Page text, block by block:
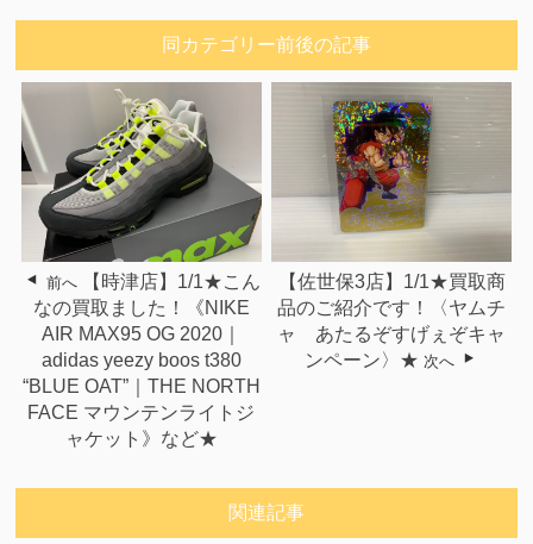
同カテゴリー前後の記事
前へ
【時津店】1/1★こん
なの買取ました！《NIKE
AIR MAX95 OG 2020｜
adidas yeezy boos t380
“BLUE OAT”｜THE NORTH
FACE マウンテンライトジ
ャケット》など★
【佐世保3店】1/1★買取商
品のご紹介です！〈ヤムチ
ャ あたるぞすげぇぞキャ
ンペーン〉★ 次へ
関連記事